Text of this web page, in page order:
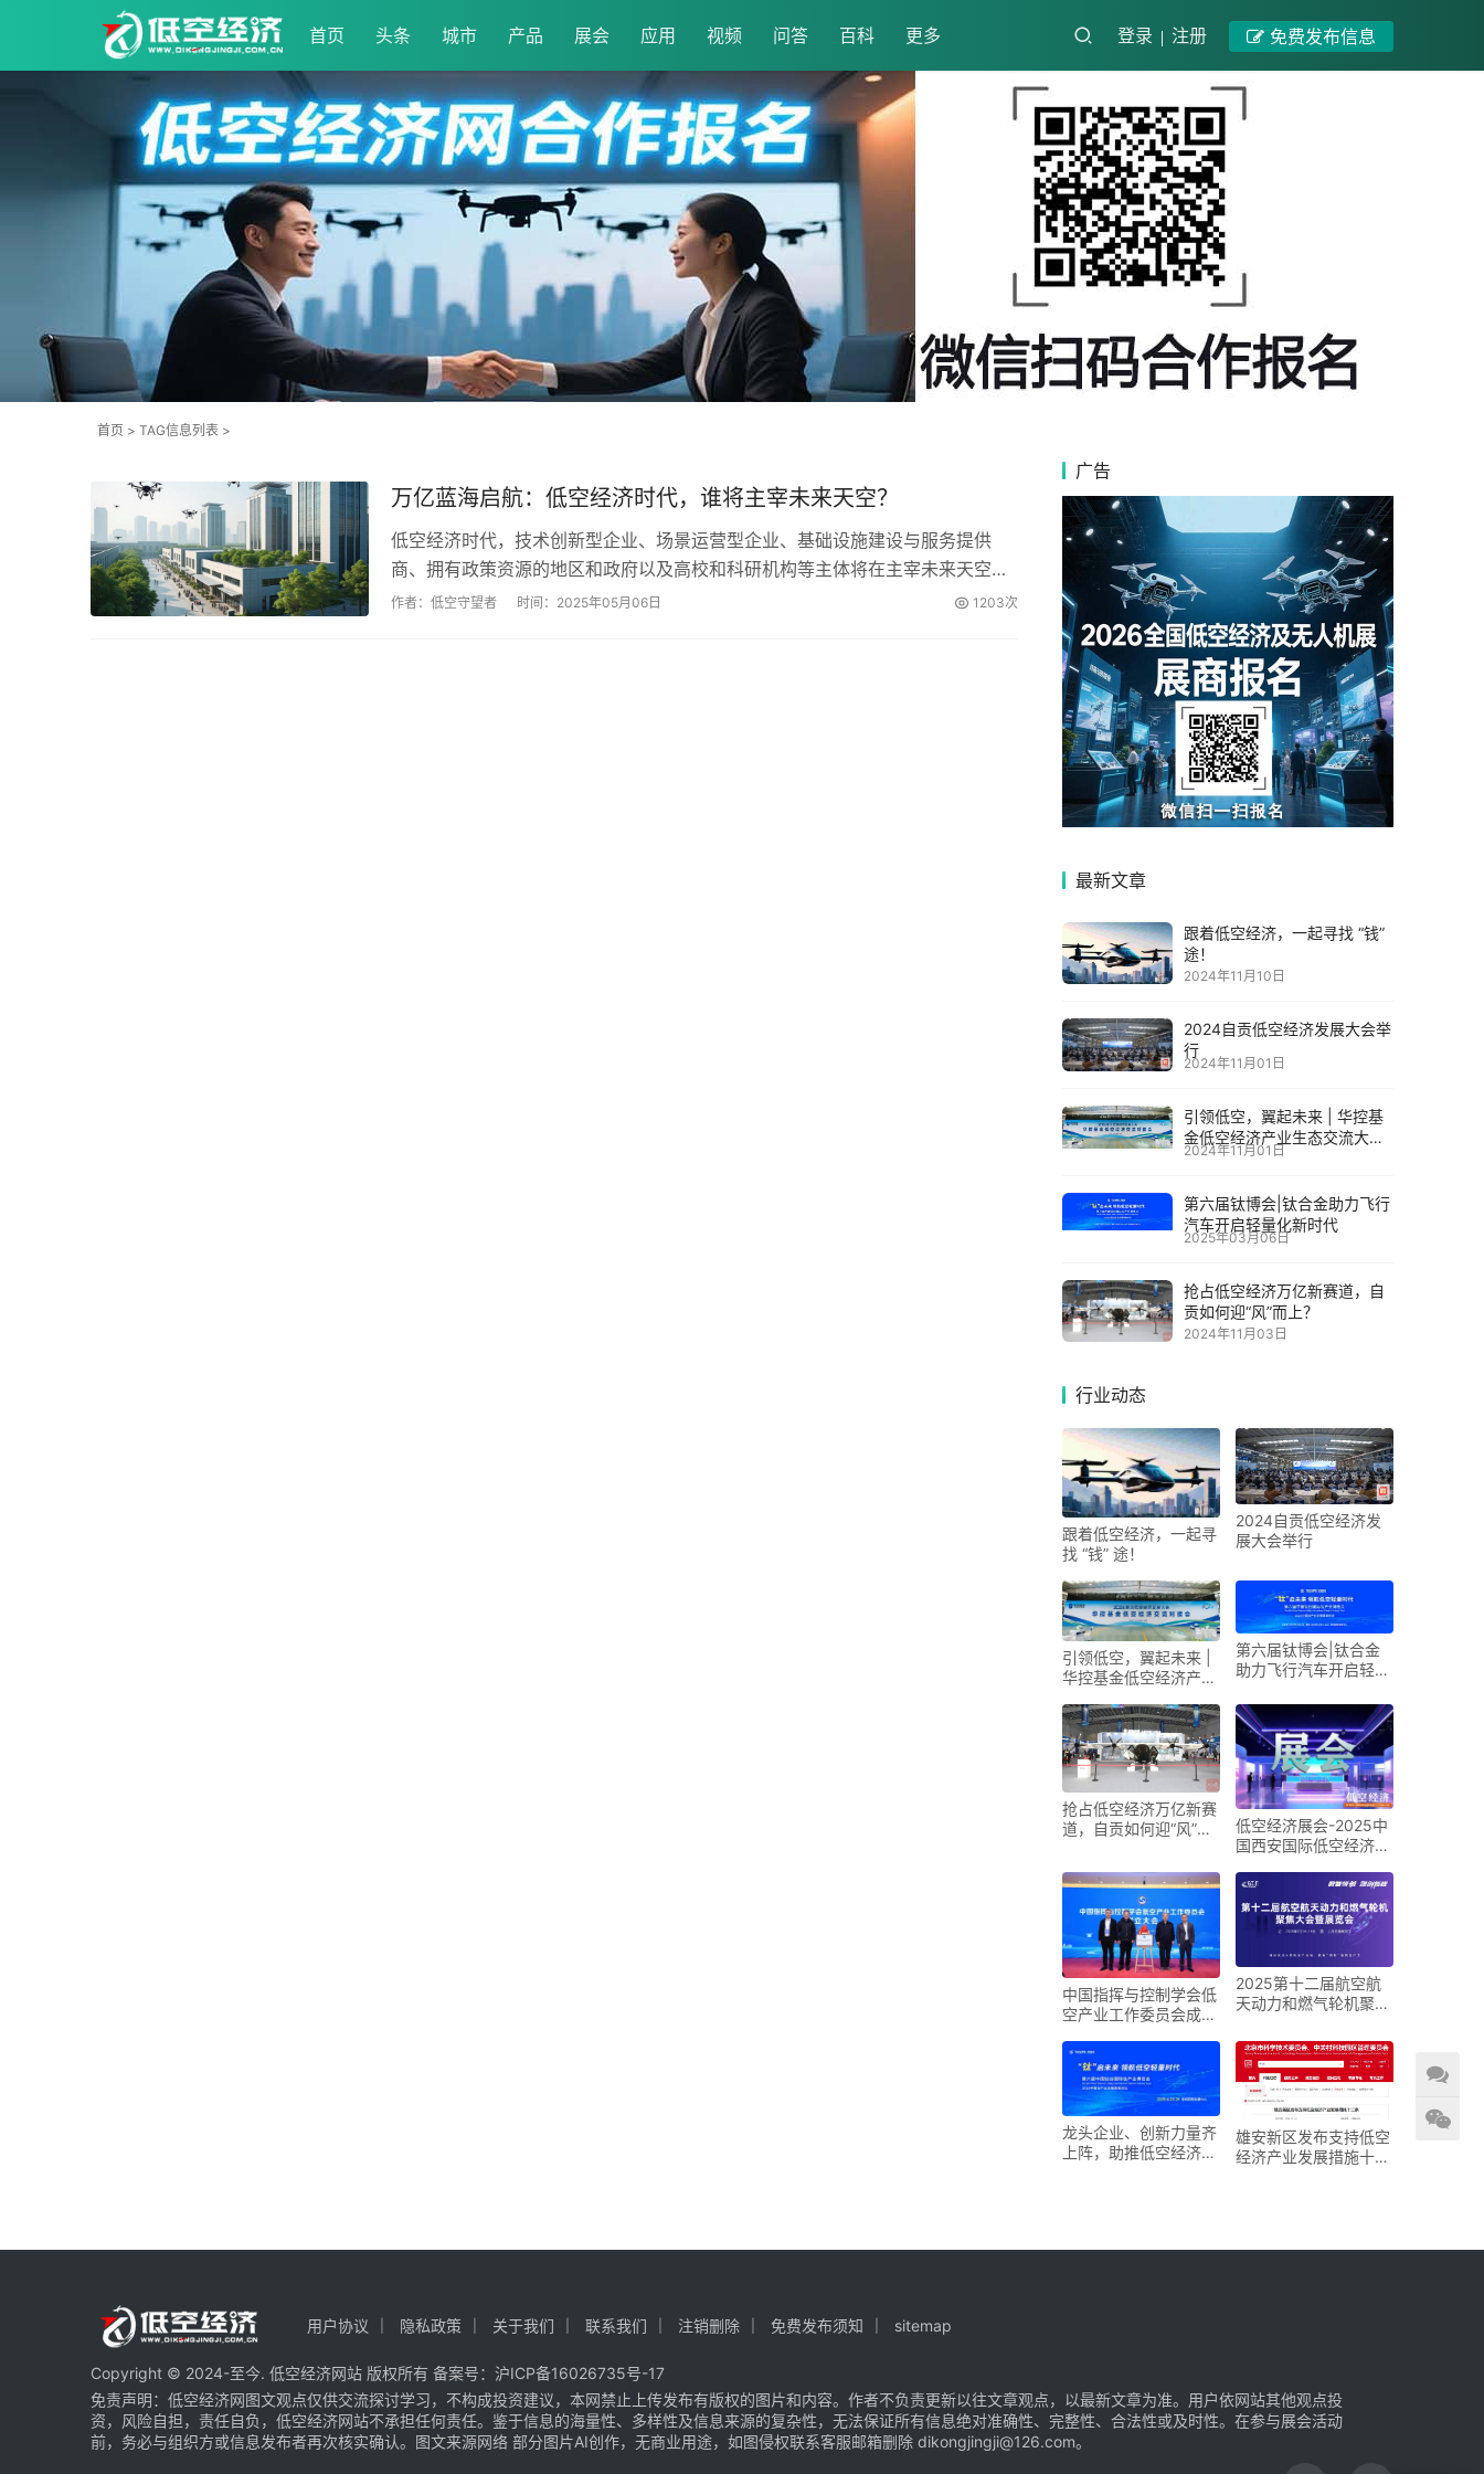
首页 头条 城市 产品 展会 应用 视频 问答 百科 更多 登录 注册 免费发布信息
首页 > TAG信息列表 >
万亿蓝海启航：低空经济时代，谁将主宰未来天空？
低空经济时代，技术创新型企业、场景运营型企业、基础设施建设与服务提供
商、拥有政策资源的地区和政府以及高校和科研机构等主体将在主宰未来天空中
占据重要地位，各自发挥不同优势，共同推动低空经济快速发展。...
作者：低空守望者 时间：2025年05月06日 1203次
广告
最新文章
跟着低空经济，一起寻找 “钱”
途！
2024年11月10日
2024自贡低空经济发展大会举
行
2024年11月01日
引领低空，翼起未来 | 华控基
金低空经济产业生态交流大会
召开
2024年11月01日
第六届钛博会|钛合金助力飞行
汽车开启轻量化新时代
2025年03月06日
抢占低空经济万亿新赛道，自
贡如何迎“风”而上？
2024年11月03日
行业动态
跟着低空经济，一起寻
找 “钱” 途！
2024自贡低空经济发
展大会举行
引领低空，翼起未来 |
华控基金低空经济产业
第六届钛博会|钛合金
助力飞行汽车开启轻量
抢占低空经济万亿新赛
道，自贡如何迎“风”而
低空经济展会-2025中
国西安国际低空经济展
中国指挥与控制学会低
空产业工作委员会成立
2025第十二届航空航
天动力和燃气轮机聚焦
龙头企业、创新力量齐
上阵，助推低空经济进
雄安新区发布支持低空
经济产业发展措施十二
用户协议 隐私政策 关于我们 联系我们 注销删除 免费发布须知 sitemap
Copyright © 2024-至今. 低空经济网站 版权所有 备案号： 沪ICP备16026735号-17
免责声明：低空经济网图文观点仅供交流探讨学习，不构成投资建议，本网禁止上传发布有版权的图片和内容。作者不负责更新以往文章观点，以最新文章为准。用户依网站其他观点投
资，风险自担，责任自负，低空经济网站不承担任何责任。鉴于信息的海量性、多样性及信息来源的复杂性，无法保证所有信息绝对准确性、完整性、合法性或及时性。在参与展会活动
前，务必与组织方或信息发布者再次核实确认。图文来源网络 部分图片AI创作，无商业用途，如图侵权联系客服邮箱删除 dikongjingji@126.com。